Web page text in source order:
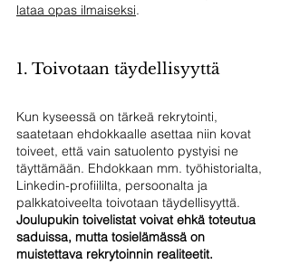
lataa opas ilmaiseksi.
1. Toivotaan täydellisyyttä
Kun kyseessä on tärkeä rekrytointi,
saatetaan ehdokkaalle asettaa niin kovat
toiveet, että vain satuolento pystyisi ne
täyttämään. Ehdokkaan mm. työhistorialta,
Linkedin-profiililta, persoonalta ja
palkkatoiveelta toivotaan täydellisyyttä.
Joulupukin toivelistat voivat ehkä toteutua
saduissa, mutta tosielämässä on
muistettava rekrytoinnin realiteetit.